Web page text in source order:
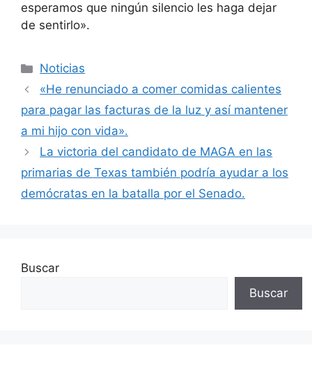
esperamos que ningún silencio les haga dejar
de sentirlo».
Categorías
Noticias
«He renunciado a comer comidas calientes
para pagar las facturas de la luz y así mantener
a mi hijo con vida».
La victoria del candidato de MAGA en las
primarias de Texas también podría ayudar a los
demócratas en la batalla por el Senado.
Buscar
Buscar